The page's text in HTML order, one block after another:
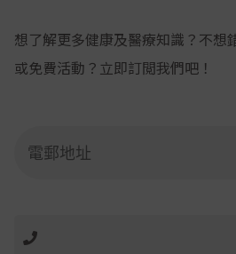
想了解更多健康及醫療知識？不想
或免費活動？立即訂閲我們吧！